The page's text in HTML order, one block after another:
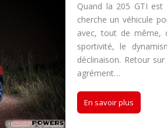
Quand la 205 GTI est
cherche un véhicule
avec, tout de même,
sportivité, le
déclinaison. Retour
agrément…
En savoir plus